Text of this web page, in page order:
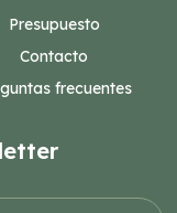
Presupuesto
Contacto
frecuentes